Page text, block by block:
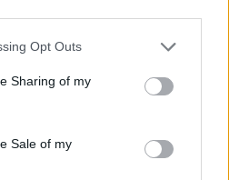
Opt Outs
Sharing of my
Sale of my
με αγάπη, υγεία,
που όλοι μας έχουμε